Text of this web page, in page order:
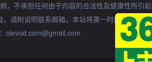
，不承担任何由于内容的合法性及健康性所引起
请附说明联系邮箱，本站将第一时间处理。
olevod.com@gmail.com